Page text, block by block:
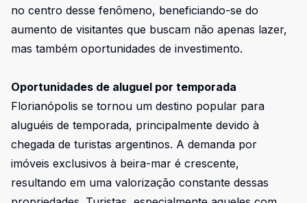
no centro desse fenômeno, beneficiando-se do
aumento de visitantes que buscam não apenas lazer,
mas também oportunidades de investimento.
Oportunidades de aluguel por temporada
Florianópolis se tornou um destino popular para
aluguéis de temporada, principalmente devido à
chegada de turistas argentinos. A demanda por
imóveis exclusivos à beira-mar é crescente,
resultando em uma valorização constante dessas